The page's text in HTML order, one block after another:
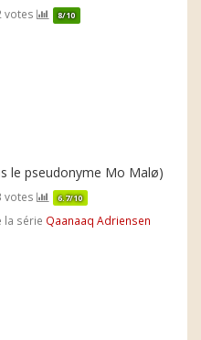
votes 8/10
le pseudonyme Mo Malø)
votes 6.7/10
la série Qaanaaq Adriensen